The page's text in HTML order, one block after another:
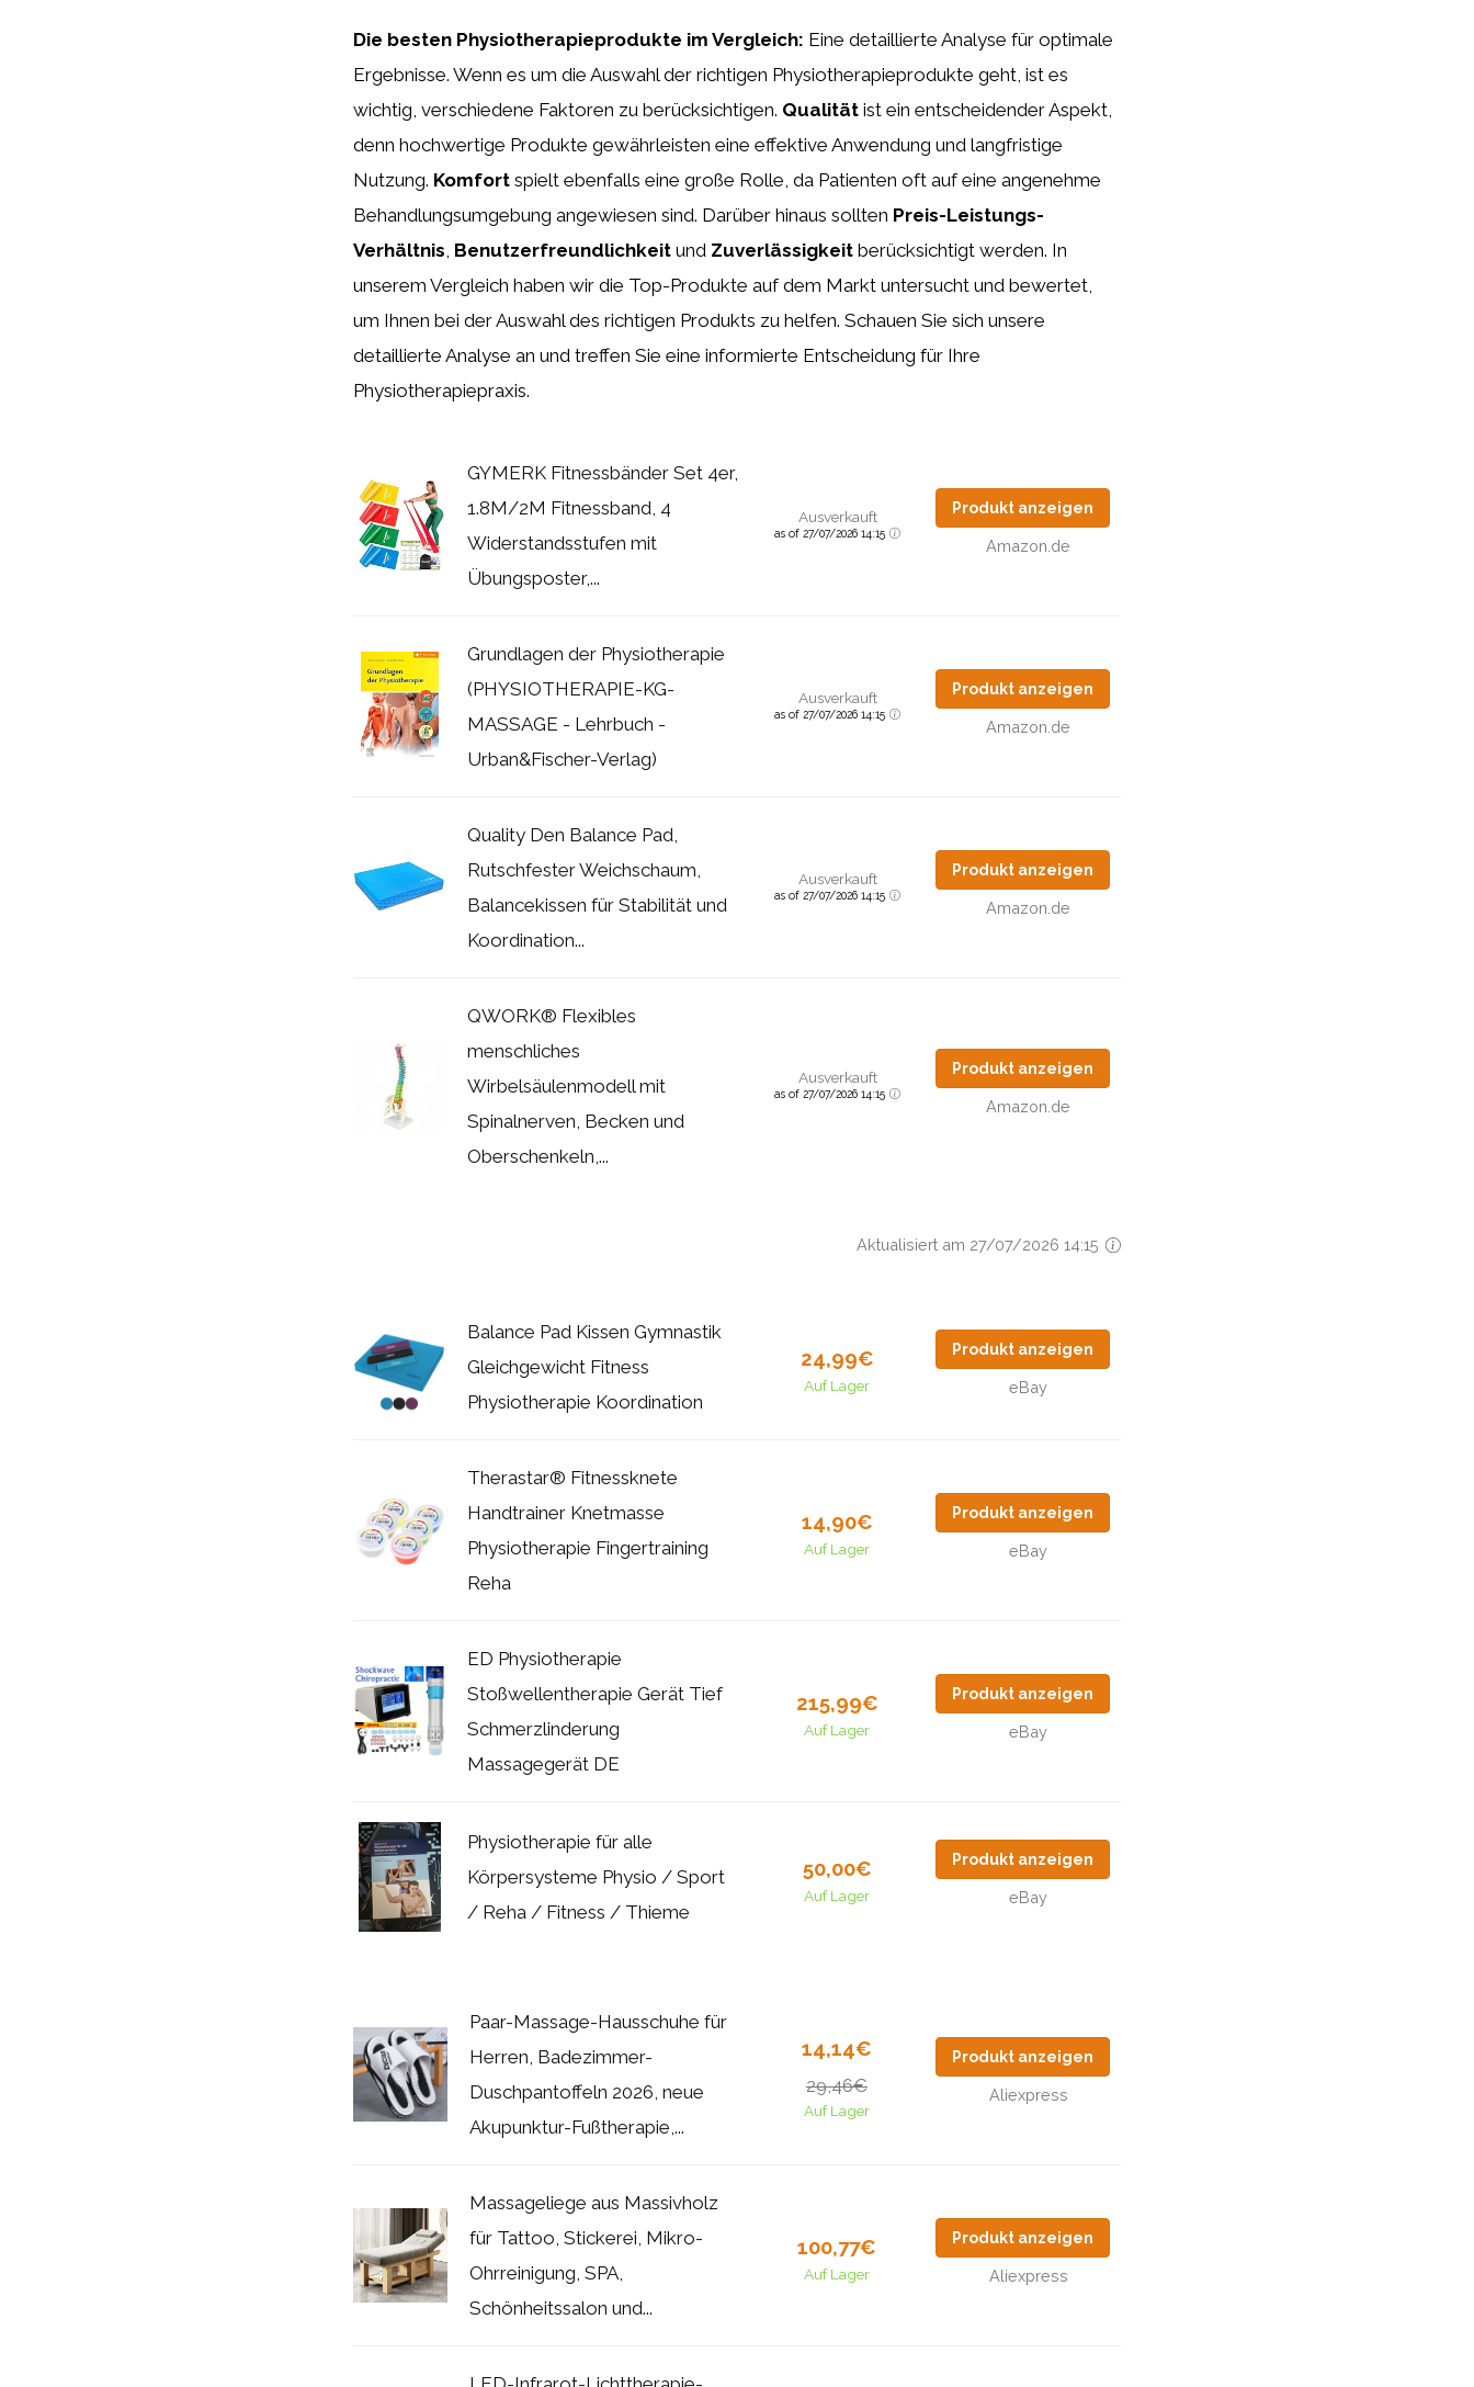
Die besten Physiotherapieprodukte im Vergleich: Eine detaillierte Analyse für optimale
Ergebnisse. Wenn es um die Auswahl der richtigen Physiotherapieprodukte geht, ist es
wichtig, verschiedene Faktoren zu berücksichtigen. Qualität ist ein entscheidender Aspekt,
denn hochwertige Produkte gewährleisten eine effektive Anwendung und langfristige
Nutzung. Komfort spielt ebenfalls eine große Rolle, da Patienten oft auf eine angenehme
Behandlungsumgebung angewiesen sind. Darüber hinaus sollten Preis-Leistungs-
Verhältnis Benutzerfreundlichkeit und Zuverlässigkeit berücksichtigt werden. In
unserem Vergleich haben wir die Top-Produkte auf dem Markt untersucht und bewertet,
um Ihnen bei der Auswahl des richtigen Produkts zu helfen. Schauen Sie sich unsere
detaillierte Analyse an und treffen Sie eine informierte Entscheidung für Ihre
Physiotherapiepraxis.
GYMERK Fitnessbänder Set 4er,
1.8M/2M Fitnessband, 4
Widerstandsstufen mit
Übungsposter,...
Ausverkauft
as of 27/07/2026 14:15
Produkt anzeigen
Amazon.de
Grundlagen der Physiotherapie
(PHYSIOTHERAPIE-KG-
MASSAGE - Lehrbuch -
Urban&Fischer-Verlag)
Ausverkauft
as of 27/07/2026 14:15
Produkt anzeigen
Amazon.de
Quality Den Balance Pad,
Rutschfester Weichschaum,
Balancekissen für Stabilität und
Koordination...
Ausverkauft
as of 27/07/2026 14:15
Produkt anzeigen
Amazon.de
QWORK® Flexibles
menschliches
Wirbelsäulenmodell mit
Spinalnerven, Becken und
Oberschenkeln,...
Ausverkauft
as of 27/07/2026 14:15
Produkt anzeigen
Amazon.de
Aktualisiert am 27/07/2026 14:15
Balance Pad Kissen Gymnastik
Gleichgewicht Fitness
Physiotherapie Koordination
24,99€
Auf Lager
Produkt anzeigen
eBay
Therastar® Fitnessknete
Handtrainer Knetmasse
Physiotherapie Fingertraining
Reha
14,90€
Auf Lager
Produkt anzeigen
eBay
ED Physiotherapie
Stoßwellentherapie Gerät Tief
Schmerzlinderung
Massagegerät DE
215,99€
Auf Lager
Produkt anzeigen
eBay
Physiotherapie für alle
Körpersysteme Physio / Sport
/ Reha / Fitness / Thieme
50,00€
Auf Lager
Produkt anzeigen
eBay
Paar-Massage-Hausschuhe für
Herren, Badezimmer-
Duschpantoffeln 2026, neue
Akupunktur-Fußtherapie,...
14,14€
29,46€
Auf Lager
Produkt anzeigen
Aliexpress
Massageliege aus Massivholz
für Tattoo, Stickerei, Mikro-
Ohrreinigung, SPA,
Schönheitssalon und...
100,77€
Auf Lager
Produkt anzeigen
Aliexpress